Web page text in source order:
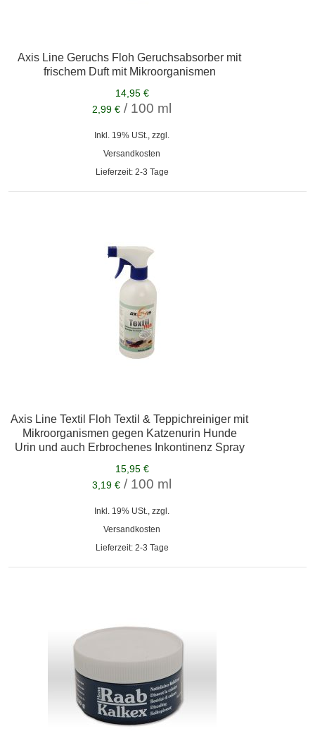
Axis Line Geruchs Floh Geruchsabsorber mit
frischem Duft mit Mikroorganismen
14,95 €
2,99 € / 100 ml
Inkl. 19% USt., zzgl.
Versandkosten
Lieferzeit: 2-3 Tage
Axis Line Textil Floh Textil & Teppichreiniger mit
Mikroorganismen gegen Katzenurin Hunde
Urin und auch Erbrochenes Inkontinenz Spray
15,95 €
3,19 € / 100 ml
Inkl. 19% USt., zzgl.
Versandkosten
Lieferzeit: 2-3 Tage